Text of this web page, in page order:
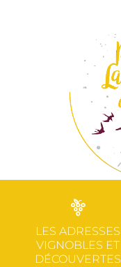
LES ADRESSES
VIGNOBLES ET
DÉCOUVERTES